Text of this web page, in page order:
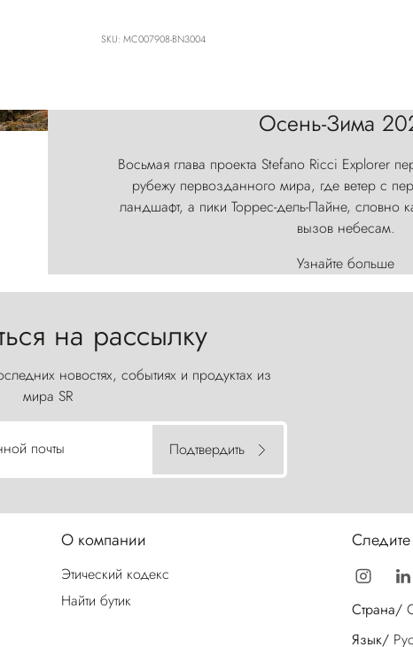
SKU: MC007908-BN3004
Осень-Зима
Восьмая глава проекта Stefano Ricci Explorer
рубежу первозданного мира, где ветер с
ландшафт, а пики Торрес-дель-Пайне, словно
вызов небесам.
Узнайте больше
на рассылку
новостях, событиях и продуктах из
мира SR
почты Подтвердить
О компании
Этический кодекс
Найти бутик
Страна/
Язык/